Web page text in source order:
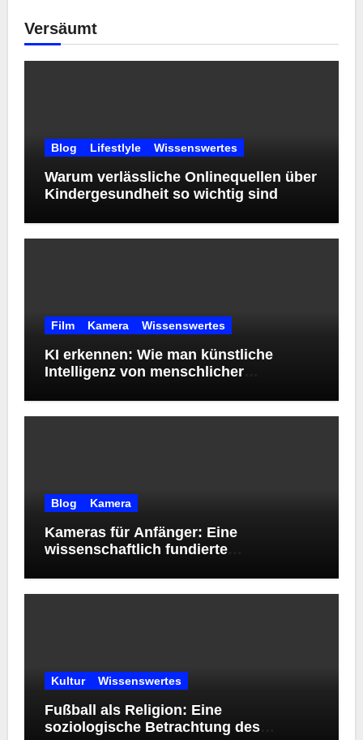
Versäumt
Blog Lifestlyle Wissenswertes
Warum verlässliche Onlinequellen über
Kindergesundheit so wichtig sind
Film Kamera Wissenswertes
KI erkennen: Wie man künstliche
Intelligenz von menschlicher
Blog Kamera
Kameras für Anfänger: Eine
wissenschaftlich fundierte
richtigen Einstiegsmodells
Kultur Wissenswertes
Fußball als Religion: Eine
soziologische Betrachtung des